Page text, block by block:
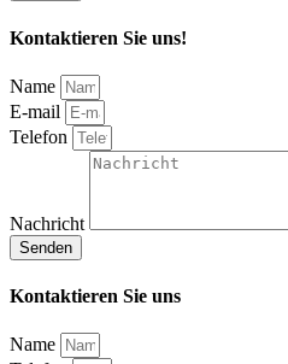
Kontaktieren Sie uns!
Name
E-mail
Telefon
Nachricht
Senden
Kontaktieren Sie uns
Name